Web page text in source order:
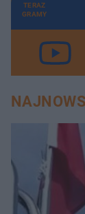
TERAZ
GRAMY